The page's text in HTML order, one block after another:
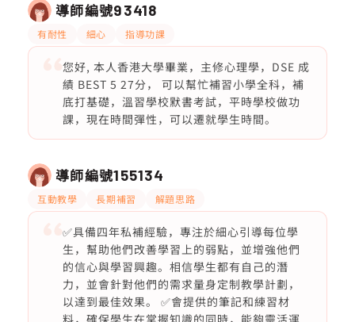
導師編號93418
有耐性 細心 指導功課
您好, 本人香港大學畢業，主修心理學，DSE 成
績 BEST 5 27分， 可以幫忙補習小學全科，補
底打基礎，溫習學校默書考試，平時學校做功
課，現在時間彈性，可以遷就學生時間。
導師編號155134
互動教學 長期補習 解題思路
✅具備四年私補經驗，專注於細心引導每位學
生，幫助他們改善學習上的弱點，並增強他們
的信心與學習興趣。相信學生都有自己的潛
力，並會針對他們的需求量身定制教學計劃，
以達到最佳效果。 ✅會提供的筆記和練習材
料，確保學生在掌握知識的同時，能夠靈活運